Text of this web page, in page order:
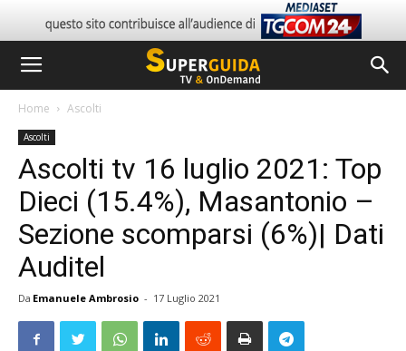
Home Ascolti
Ascolti
Ascolti tv 16 luglio 2021: Top
Dieci (15.4%), Masantonio –
Sezione scomparsi (6%)| Dati
Auditel
Da Emanuele Ambrosio - 17 Luglio 2021